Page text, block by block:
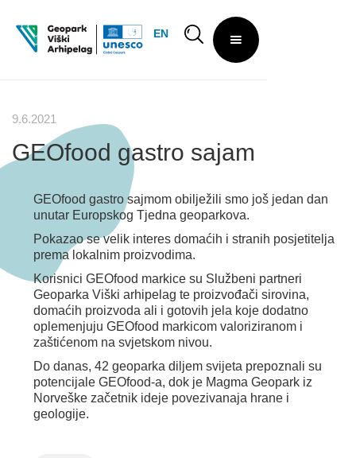
EN
9.6.2021
GEOfood gastro sajam
GEOfood gastro sajmom obilježili smo još jedan dan
unutar Europskog Tjedna geoparkova.
Pokazao se velik interes domaćih i stranih posjetitelja
prema lokalnim proizvodima.
Korisnici GEOfood markice su Službeni partneri
Geoparka Viški arhipelag te proizvođači sirovina,
domaćih proizvoda ali i gotovih jela koje dodatno
oplemenjuju GEOfood markicom valoriziranom i
zaštićenom na svjetskom nivou.
Do danas, 42 geoparka diljem svijeta prepoznali su
potencijale GEOfood-a, dok je Magma Geopark iz
Norveške začetnik ideje povezivanaja hrane i
geologije.